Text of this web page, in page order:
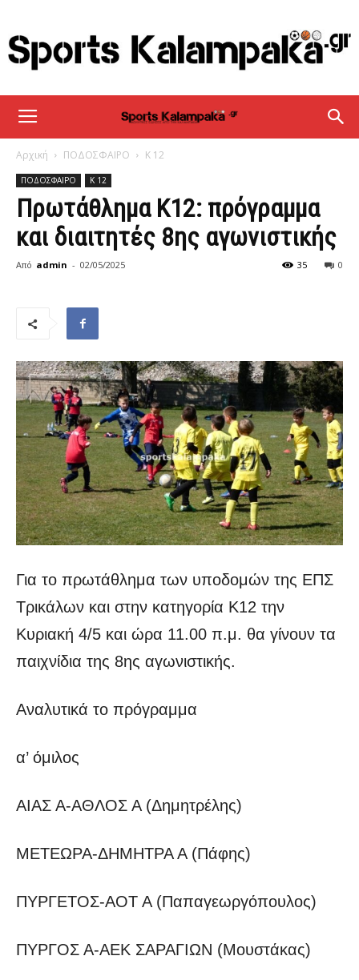
sportskalampaka
Αρχική ΠΟΔΟΣΦΑΙΡΟ Κ 12
ΠΟΔΟΣΦΑΙΡΟ Κ 12
Πρωτάθλημα Κ12: πρόγραμμα
και διαιτητές 8ης αγωνιστικής
Από admin - 02/05/2025 0
35
Για το πρωτάθλημα των υποδομών της ΕΠΣ
Τρικάλων και στην κατηγορία Κ12 την
Κυριακή 4/5 και ώρα 11.00 π.μ. θα γίνουν τα
παιχνίδια της 8ης αγωνιστικής.
Αναλυτικά το πρόγραμμα
α’ όμιλος
ΑΙΑΣ Α-ΑΘΛΟΣ Α (Δημητρέλης)
ΜΕΤΕΩΡΑ-ΔΗΜΗΤΡΑ Α (Πάφης)
ΠΥΡΓΕΤΟΣ-ΑΟΤ Α (Παπαγεωργόπουλος)
ΠΥΡΓΟΣ Α-ΑΕΚ ΣΑΡΑΓΙΩΝ (Μουστάκας)